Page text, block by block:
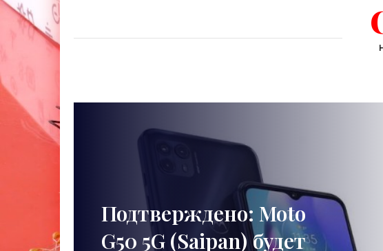
Подтверждено: Moto
G50 5G (Saipan) будет